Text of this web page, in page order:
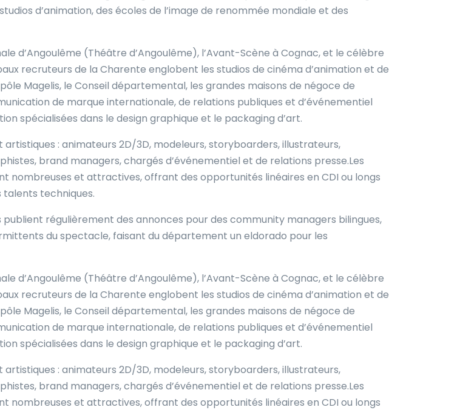
d’animation, des écoles de l’image de renommée mondiale et des
d’Angoulême (Théâtre d’Angoulême), l’Avant-Scène à Cognac, et le célèbre
recruteurs de la Charente englobent les studios de cinéma d’animation et de
Magelis, le Conseil départemental, les grandes maisons de négoce de
de marque internationale, de relations publiques et d’événementiel
spécialisées dans le design graphique et le packaging d’art.
: animateurs 2D/3D, modeleurs, storyboarders, illustrateurs,
brand managers, chargés d’événementiel et de relations presse.Les
nombreuses et attractives, offrant des opportunités linéaires en CDI ou longs
talents techniques.
régulièrement des annonces pour des community managers bilingues,
du spectacle, faisant du département un eldorado pour les
d’Angoulême (Théâtre d’Angoulême), l’Avant-Scène à Cognac, et le célèbre
recruteurs de la Charente englobent les studios de cinéma d’animation et de
Magelis, le Conseil départemental, les grandes maisons de négoce de
de marque internationale, de relations publiques et d’événementiel
spécialisées dans le design graphique et le packaging d’art.
: animateurs 2D/3D, modeleurs, storyboarders, illustrateurs,
brand managers, chargés d’événementiel et de relations presse.Les
nombreuses et attractives, offrant des opportunités linéaires en CDI ou longs